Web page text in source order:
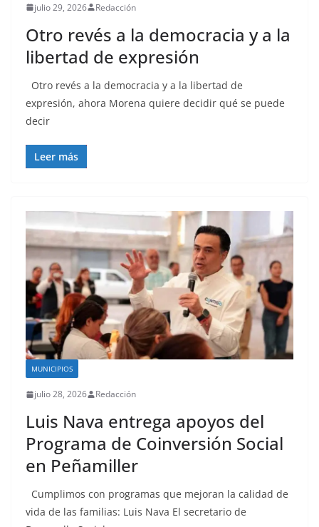
julio 29, 2026 Redacción
Otro revés a la democracia y a la
libertad de expresión
Otro revés a la democracia y a la libertad de
expresión, ahora Morena quiere decidir qué se puede
decir
Leer más
MUNICIPIOS
julio 28, 2026 Redacción
Luis Nava entrega apoyos del
Programa de Coinversión Social
en Peñamiller
Cumplimos con programas que mejoran la calidad de
vida de las familias: Luis Nava El secretario de